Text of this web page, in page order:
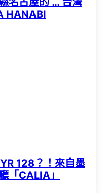
HANABI
128？！來自墨
「CALIA」